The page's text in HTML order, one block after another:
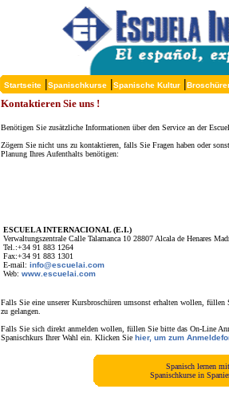
Startseite |Spanischkurse |Spanische Kultur |
Kontaktieren Sie uns !
Benötigen Sie zusätzliche Informationen über den Service an der
Zögern Sie nicht uns zu kontaktieren, falls Sie Fragen haben oder
Planung Ihres Aufenthalts benötigen:
ESCUELA INTERNACIONAL (E.I.)
Verwaltungszentrale Calle Talamanca 10 28807 Alcala de Henares
Tel.:+34 91 883 1264
Fax:+34 91 883 1301
E-mail: info@escuelai.com
Web: www.escuelai.com
Falls Sie eine unserer Kursbroschüren umsonst erhalten wollen,
zu gelangen.
Falls Sie sich direkt anmelden wollen, füllen Sie bitte das On-Line
Spanischkurs Ihrer Wahl ein. Klicken Sie hier, um zum
Spanisch lernen
Spanischkurse in